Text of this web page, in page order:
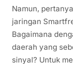
Namun,
jaringan
Bagaimana
daerah yang
sinyal? Untuk